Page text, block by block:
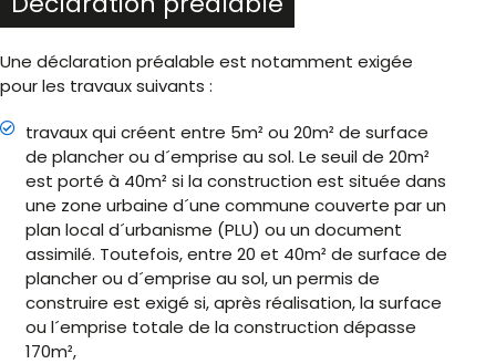
Une déclaration préalable est notamment exigée
pour les travaux suivants :
travaux qui créent entre 5m² ou 20m² de surface
de plancher ou d´emprise au sol. Le seuil de 20m²
est porté à 40m² si la construction est située dans
une zone urbaine d´une commune couverte par un
plan local d´urbanisme (PLU) ou un document
assimilé. Toutefois, entre 20 et 40m² de surface de
plancher ou d´emprise au sol, un permis de
construire est exigé si, après réalisation, la surface
ou l´emprise totale de la construction dépasse
170m²,